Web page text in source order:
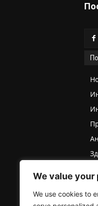
We value your
We use cookies to